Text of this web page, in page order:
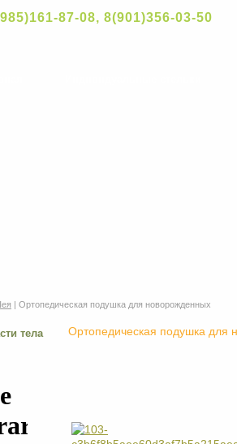
87-08, 8(901)356-03-50
| Ортопедическая подушка для новорожденных
тела Ортопедическая подушка для